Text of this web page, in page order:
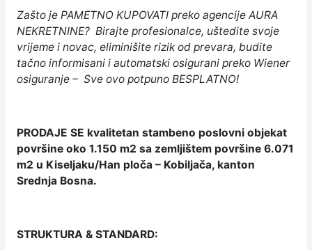
Zašto je PAMETNO KUPOVATI preko agencije AURA
NEKRETNINE? Birajte profesionalce, uštedite svoje
vrijeme i novac, eliminišite rizik od prevara, budite
tačno informisani i automatski osigurani preko Wiener
osiguranje – Sve ovo potpuno BESPLATNO!
PRODAJE SE kvalitetan stambeno poslovni objekat
površine oko 1.150 m2 sa zemljištem površine 6.071
m2 u Kiseljaku/Han ploča – Kobiljača, kanton
Srednja Bosna.
STRUKTURA & STANDARD: